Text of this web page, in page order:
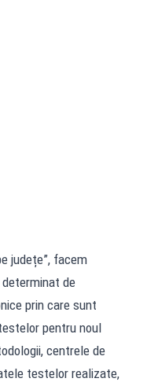
județe”, facem
de
prin care sunt
pentru noul
centrele de
testelor realizate,